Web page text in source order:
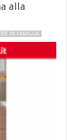
alla
IN FAMIGLIA